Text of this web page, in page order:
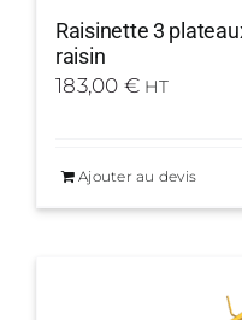
Raisinette 3
raisin
183,00 € HT
Ajouter au devis